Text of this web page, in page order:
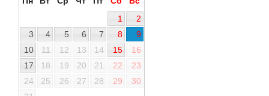
1
2
3
4 5 6 7 8
9
10
11 12 13 14 15
16
17
18 19 20 21 22
23
24
25 26 27 28 29
30